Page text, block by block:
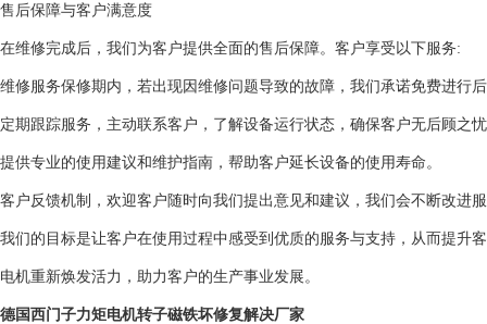
售后保障与客户满意度
在维修完成后，我们为客户提供全面的售后保障。客户享受以下服务:
维修服务保修期内，若出现因维修问题导致的故障，我们承诺免费进行
定期跟踪服务，主动联系客户，了解设备运行状态，确保客户无后顾之
提供专业的使用建议和维护指南，帮助客户延长设备的使用寿命。
客户反馈机制，欢迎客户随时向我们提出意见和建议，我们会不断改进
我们的目标是让客户在使用过程中感受到优质的服务与支持，从而提升
电机重新焕发活力，助力客户的生产事业发展。
德国西门子力矩电机转子磁铁坏修复解决厂家